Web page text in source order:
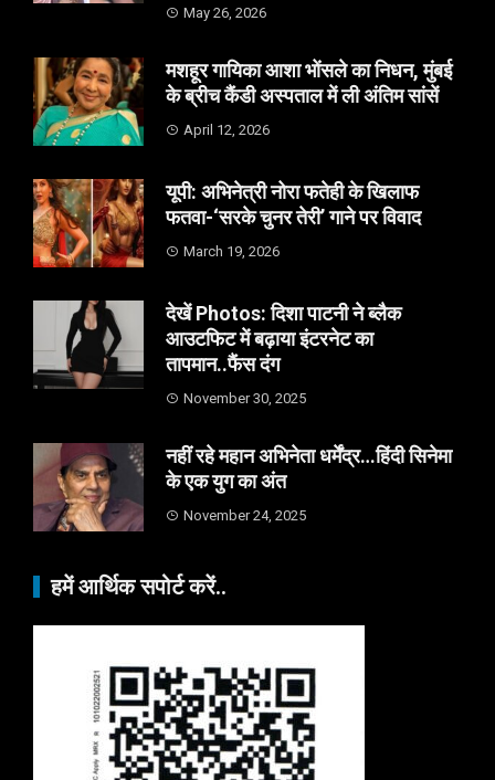
May 26, 2026
मशहूर गायिका आशा भोंसले का निधन, मुंबई
के ब्रीच कैंडी अस्पताल में ली अंतिम सांसें
April 12, 2026
यूपी: अभिनेत्री नोरा फतेही के खिलाफ
फतवा-‘सरके चुनर तेरी’ गाने पर विवाद
March 19, 2026
देखें Photos: दिशा पाटनी ने ब्लैक
आउटफिट में बढ़ाया इंटरनेट का
तापमान..फैंस दंग
November 30, 2025
नहीं रहे महान अभिनेता धर्मेंद्र…हिंदी सिनेमा
के एक युग का अंत
November 24, 2025
हमें आर्थिक सपोर्ट करें..